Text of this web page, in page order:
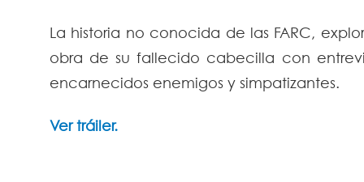
La historia no conocida de las FARC,
obra de su fallecido cabecilla con
encarnecidos enemigos y simpatizantes.
Ver tráiler.